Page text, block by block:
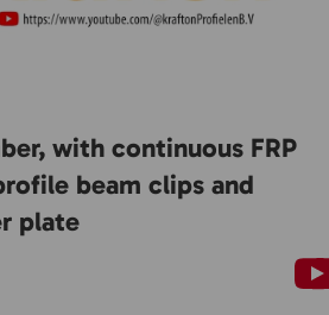
with continuous FRP
beam clips and
plate